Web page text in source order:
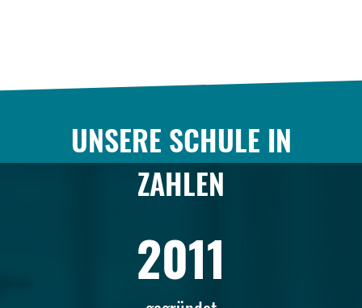
UNSERE SCHULE IN
ZAHLEN
2011